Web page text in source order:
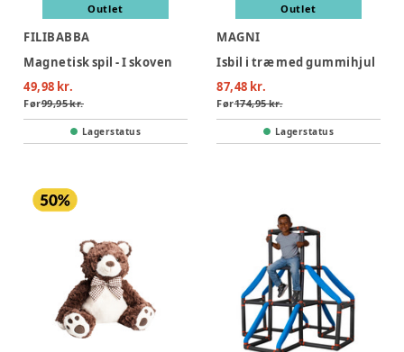
Outlet
FILIBABBA
Magnetisk spil - I skoven
49,98 kr.
Før99,95 kr.
Lagerstatus
Outlet
MAGNI
Isbil i træ med gummihjul
87,48 kr.
Før174,95 kr.
Lagerstatus